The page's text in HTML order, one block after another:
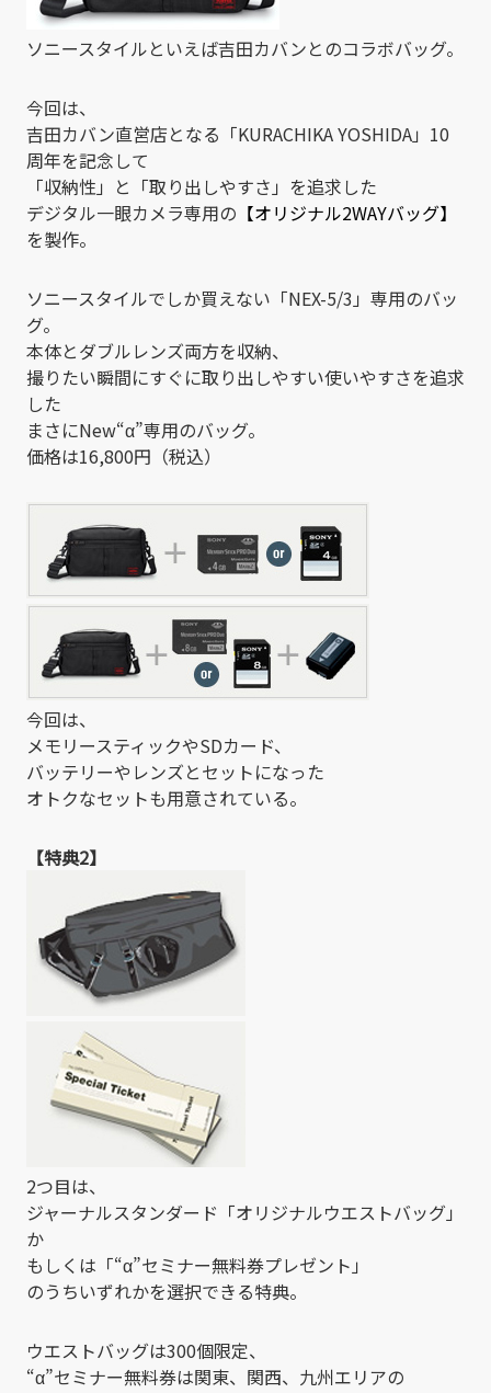
ソニースタイルといえば吉田カバンとのコラボバッグ。
今回は、
吉田カバン直営店となる「KURACHIKA YOSHIDA」10
周年を記念して
「収納性」と「取り出しやすさ」を追求した
デジタル一眼カメラ専用の 【オリジナル2WAYバッグ】
を製作。
ソニースタイルでしか買えない「NEX-5/3」専用のバッ
グ。
本体とダブルレンズ両方を収納、
撮りたい瞬間にすぐに取り出しやすい使いやすさを追求
した
まさにNew“α”専用のバッグ。
価格は16,800円（税込）
今回は、
メモリースティックやSDカード、
バッテリーやレンズとセットになった
オトクなセットも用意されている。
【特典2】
2つ目は、
ジャーナルスタンダード「オリジナルウエストバッグ」
か
もしくは「“α”セミナー無料券プレゼント」
のうちいずれかを選択できる特典。
ウエストバッグは300個限定、
“α”セミナー無料券は関東、関西、九州エリアの